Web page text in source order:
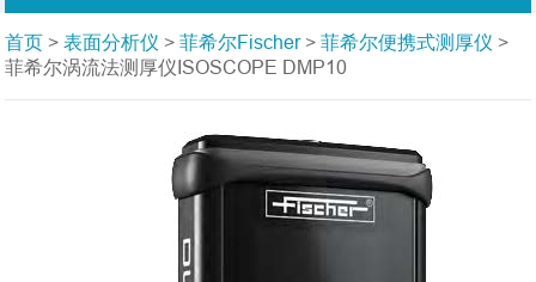
首页 >表面分析仪 >菲希尔Fischer>菲希尔便携式测厚仪 >
菲希尔涡流法测厚仪ISOSCOPE DMP10